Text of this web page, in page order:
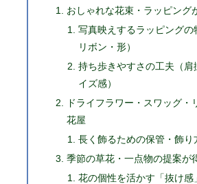
おしゃれな花束・ラッピング
写真映えするラッピングの
リボン・形）
持ち歩きやすさの工夫（肩
イズ感）
ドライフラワー・スワッグ・
花屋
長く飾るための保管・飾り
季節の草花・一点物の提案が
花の個性を活かす「抜け感